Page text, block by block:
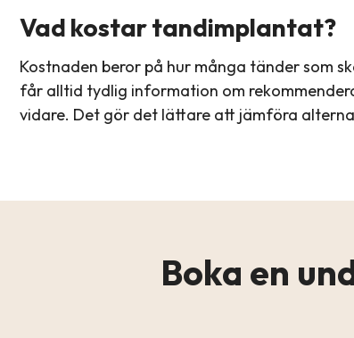
Vad kostar tandimplantat?
Kostnaden beror på hur många tänder som
får alltid tydlig information om
vidare. Det gör det lättare att jämföra
Boka en